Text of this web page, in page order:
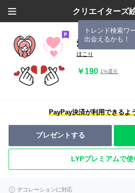
クリエイターズ
トレンド検索ワ
出会えるかも！
愛情たっぷり♪
ほこり
￥190 1%還元
PayPay決済が利用できるよ
プレゼントする
LYPプレミアムで使
デコレーションに対応